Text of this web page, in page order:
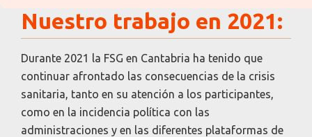
Nuestro trabajo en 2021:
Durante 2021 la FSG en Cantabria ha tenido que
continuar afrontado las consecuencias de la crisis
sanitaria, tanto en su atención a los participantes,
como en la incidencia política con las
administraciones y en las diferentes plataformas de